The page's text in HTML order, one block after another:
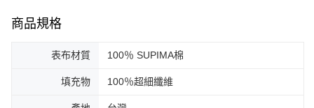
商品規格
表布材質 100％ SUPIMA棉
填充物 100％超細纖維